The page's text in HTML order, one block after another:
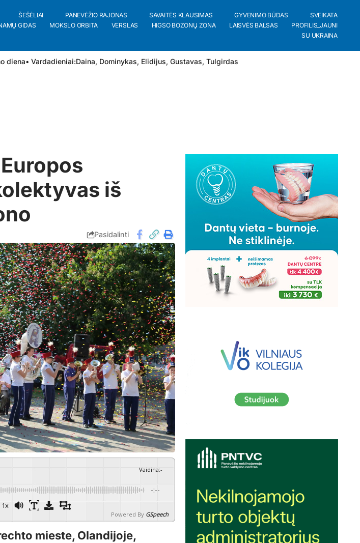
ŠEŠĖLIAI PANEVĖŽIO RAJONAS SAVAITĖS KLAUSIMAS GYVENIMO BŪDAS
SVEIKATA
GIDAS MOKSLO ORBITA VERSLAS HIGSO BOZONŲ ZONA LAISVĖS BALSAS
PROFILIS_JAUNI
SU UKRAINA
diena• Vardadieniai:Daina, Dominykas, Elidijus, Gustavas, Tulgirdas
iš
Pasidalinti
Vaidina:-
-:--
1x
Powered By GSpeech
mieste, Olandijoje,